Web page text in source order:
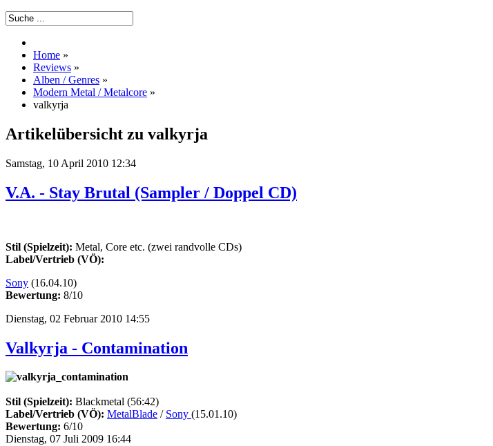
Home »
Reviews »
Alben / Genres »
Modern Metal / Metalcore »
valkyrja
Artikelübersicht zu valkyrja
Samstag, 10 April 2010 12:34
V.A. - Stay Brutal (Sampler / Doppel CD)
Stil (Spielzeit): Metal, Core etc. (zwei randvolle CDs)
Label/Vertrieb (VÖ):
Sony (16.04.10)
Bewertung: 8/10
Dienstag, 02 Februar 2010 14:55
Valkyrja - Contamination
Stil (Spielzeit): Blackmetal (56:42)
Label/Vertrieb (VÖ): MetalBlade / Sony (15.01.10)
Bewertung: 6/10
Dienstag, 07 Juli 2009 16:44